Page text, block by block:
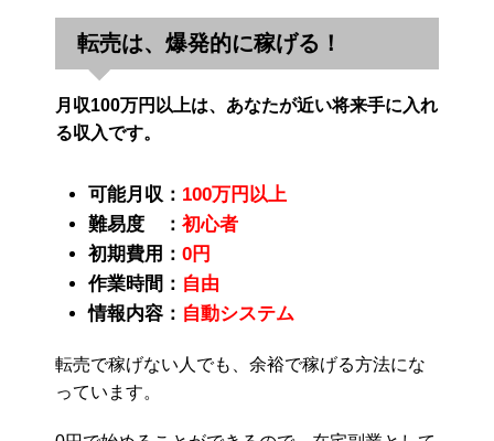
転売は、爆発的に稼げる！
月収100万円以上は、あなたが近い将来手に入れ
る収入です。
可能月収： 100万円以上
難易度 ： 初心者
初期費用： 0円
作業時間： 自由
情報内容： 自動システム
転売で稼げない人でも、余裕で稼げる方法にな
っています。